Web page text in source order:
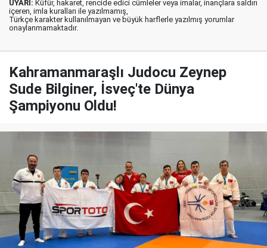
UYARI: Küfür, hakaret, rencide edici cümleler veya imalar, inançlara saldırı
içeren, imla kuralları ile yazılmamış,
Türkçe karakter kullanılmayan ve büyük harflerle yazılmış yorumlar
onaylanmamaktadır.
Kahramanmaraşlı Judocu Zeynep
Sude Bilginer, İsveç'te Dünya
Şampiyonu Oldu!